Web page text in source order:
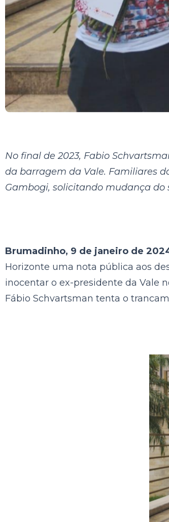
No final de 2023, Fabio
da barragem da Vale. Familiares
Gambogi, solicitando mudança do
Brumadinho, 9 de janeiro de
Horizonte uma nota pública aos
inocentar o ex-presidente da Vale
Fábio Schvartsman tenta o